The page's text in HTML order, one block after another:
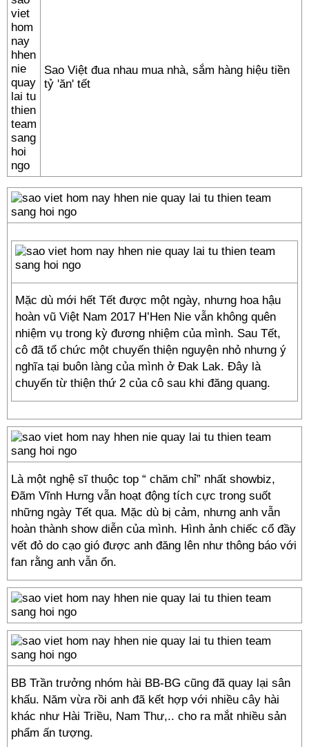
Sao Việt đua nhau mua nhà, sắm hàng hiệu tiền
tỷ 'ăn' tết
Mặc dù mới hết Tết được một ngày, nhưng hoa hậu
hoàn vũ Việt Nam 2017 H’Hen Nie vẫn không quên
nhiệm vụ trong kỳ đương nhiệm của mình. Sau Tết,
cô đã tổ chức một chuyến thiện nguyện nhỏ nhưng ý
nghĩa tại buôn làng của mình ở Đak Lak. Đây là
chuyến từ thiện thứ 2 của cô sau khi đăng quang.
Là một nghệ sĩ thuộc top “ chăm chỉ” nhất showbiz,
Đãm Vĩnh Hưng vẫn hoạt động tích cực trong suốt
những ngày Tết qua. Mặc dù bị cảm, nhưng anh vẫn
hoàn thành show diễn của mình. Hình ảnh chiếc cổ đầy
vết đỏ do cạo gió được anh đăng lên như thông báo với
fan rằng anh vẫn ổn.
BB Trần trưởng nhóm hài BB-BG cũng đã quay lại sân
khấu. Năm vừa rồi anh đã kết hợp với nhiều cây hài
khác như Hài Triều, Nam Thư,.. cho ra mắt nhiều sản
phẩm ấn tượng.